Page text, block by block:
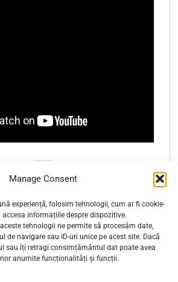
Manage Consent
experiență, folosim tehnologii, cum ar fi cookie-
informațiile despre dispozitive.
tehnologii ne permite să procesăm date,
de navigare sau ID-uri unice pe acest site. Dacă
sau îți retragi consimțământul dat poate avea
anumite funcționalități și funcții.
Lecția
Tutoriale de PHP – Lecția
35 – Explode – Spargerea
unui string într-un array